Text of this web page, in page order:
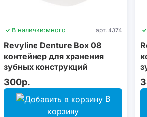
В наличии:много арт. 4374
Revyline Denture Box 08
контейнер для хранения
зубных конструкций
300р.
В
корзину